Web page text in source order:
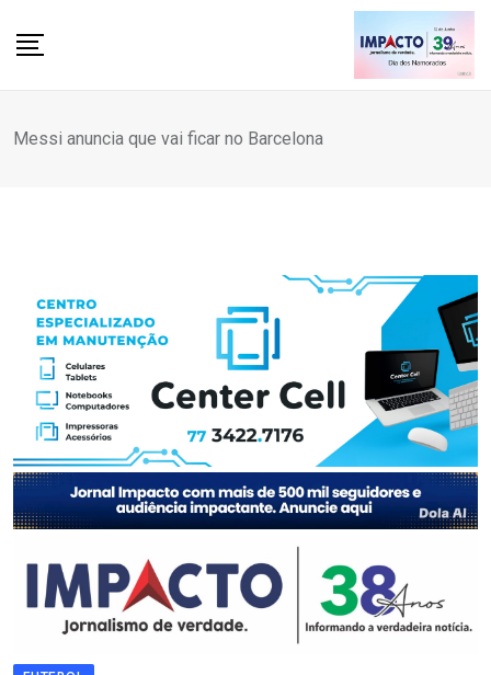
Messi anuncia que vai ficar no Barcelona